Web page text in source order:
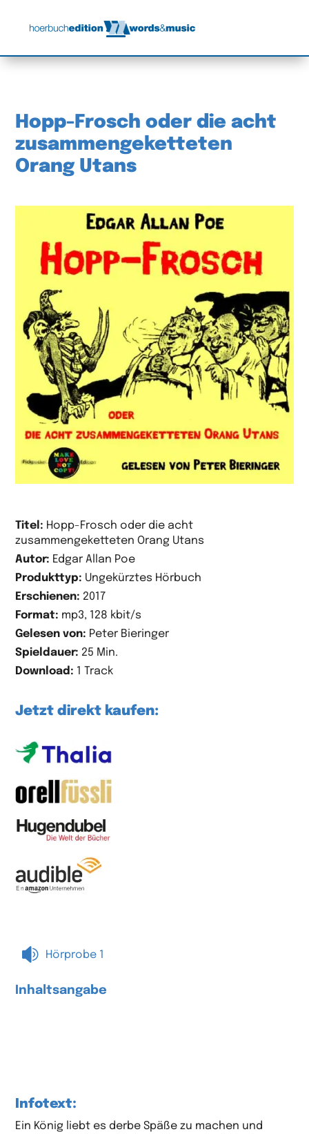
Hopp-Frosch oder die acht
zusammengeketteten
Orang Utans
Titel: Hopp-Frosch oder die acht
zusammengeketteten Orang Utans
Autor: Edgar Allan Poe
Produkttyp: Ungekürztes Hörbuch
Erschienen: 2017
Format: mp3, 128 kbit/s
Gelesen von: Peter Bieringer
Spieldauer: 25 Min.
Download: 1 Track
Jetzt direkt kaufen:
 Hörprobe 1
Inhaltsangabe
Infotext:
Ein König liebt es derbe Späße zu machen und